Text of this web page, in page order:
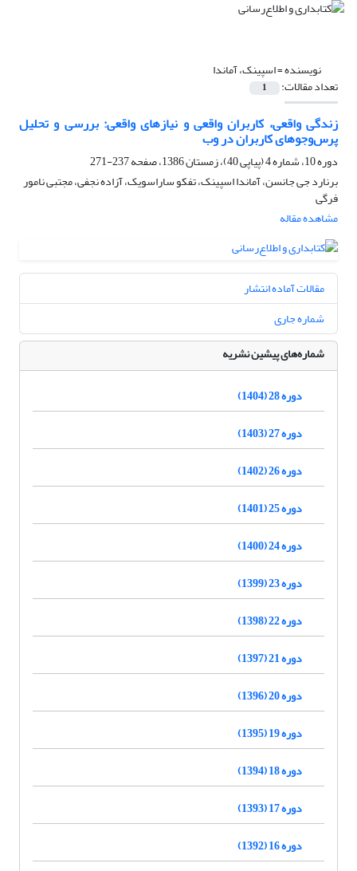
نویسنده =اسپینک، آماندا
تعداد مقالات: 1
زندگی واقعی، کاربران واقعی و نیازهای واقعی: بررسی و تحلیل
پرس‌و‌جوهای کاربران در وب
دوره 10، شماره 4 (پیاپی 40)، زمستان 1386، صفحه
237-271
برنارد جی جانسن، آماندا اسپینک، تفکو ساراسویک، آزاده‌ نجفی، مجتبی نامور
فرگی
مشاهده مقاله
مقالات آماده انتشار
شماره جاری
شماره‌های پیشین نشریه
دوره 28 (1404)
دوره 27 (1403)
دوره 26 (1402)
دوره 25 (1401)
دوره 24 (1400)
دوره 23 (1399)
دوره 22 (1398)
دوره 21 (1397)
دوره 20 (1396)
دوره 19 (1395)
دوره 18 (1394)
دوره 17 (1393)
دوره 16 (1392)